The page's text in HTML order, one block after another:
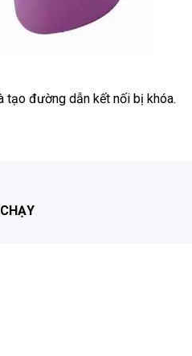
tạo đường dẫn kết nối bị khóa.